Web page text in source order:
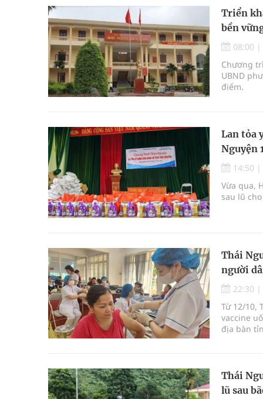
Triển
bền
08:00 |
Chương
UBND
điểm.
Lan tỏa
Nguyện
14:50 |
Vừa qua,
Thái
người
22:30 |
Từ 12/10,
vaccine
địa bàn
Thái
lũ sau